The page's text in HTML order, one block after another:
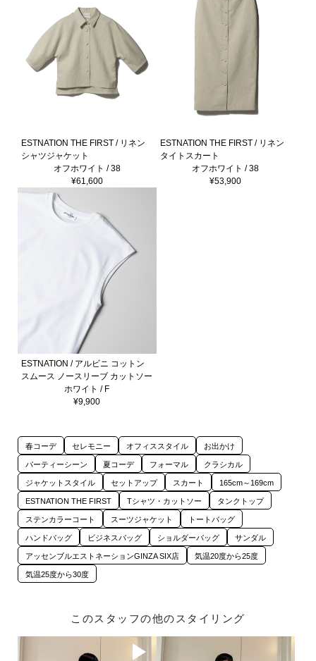
ESTNATION THE FIRST / リネン
シャツジャケット
オフホワイト / 38
¥61,600
ESTNATION THE FIRST / リネン
タイトスカート
オフホワイト / 38
¥53,900
ESTNATION / アルビニ コットン
スムース ノースリーブ カットソー
ホワイト / F
¥9,900
春コーデ セレモニー オフィススタイル お出かけ
パーティーシーン 夏コーデ フォーマル クラシカル
ジャケットスタイル セットアップ スカート 165cm～169cm
ESTNATION THE FIRST Tシャツ・カットソー タンクトップ
ステンカラーコート スーツジャケット トートバッグ
ハンドバッグ ビジネスバッグ ショルダーバッグ サンダル
アッセンブルエストネーションGINZA SIX店 気温20度から25度
気温25度から30度
このスタッフの他のスタイリング